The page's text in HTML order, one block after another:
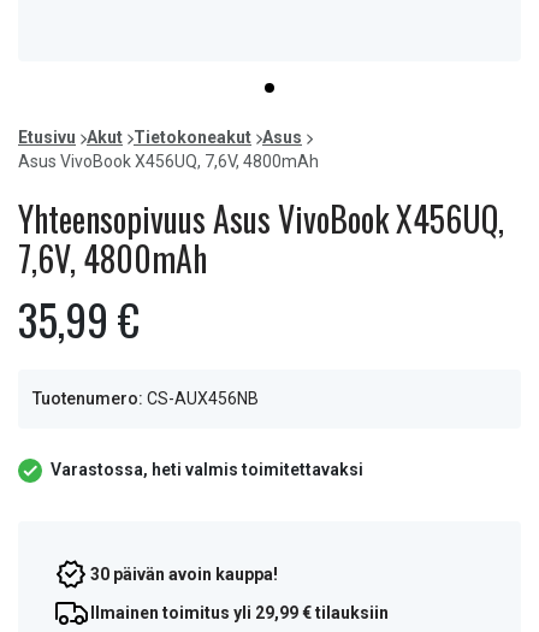
item
0
of
1
Etusivu Akut Tietokoneakut Asus
Asus VivoBook X456UQ, 7,6V, 4800mAh
Yhteensopivuus Asus VivoBook X456UQ,
7,6V, 4800mAh
35,99 €
Tuotenumero: CS-AUX456NB
Varastossa, heti valmis toimitettavaksi
30 päivän avoin kauppa!
Ilmainen toimitus yli 29,99 € tilauksiin